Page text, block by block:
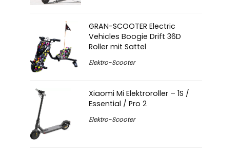
GRAN-SCOOTER Electric
Vehicles Boogie Drift 36D
Roller mit Sattel
Elektro-Scooter
Xiaomi Mi Elektroroller – 1S /
Essential / Pro 2
Elektro-Scooter